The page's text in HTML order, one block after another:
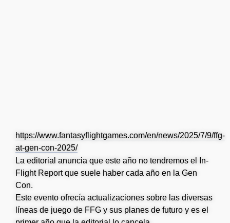
https://www.fantasyflightgames.com/en/news/2025/7/9/ffg-
at-gen-con-2025/
La editorial anuncia que este año no tendremos el In-
Flight Report que suele haber cada año en la Gen
Con.
Este evento ofrecía actualizaciones sobre las diversas
líneas de juego de FFG y sus planes de futuro y es el